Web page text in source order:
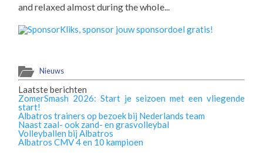
and relaxed almost during the whole...
Nieuws
Laatste berichten
ZomerSmash 2026: Start je seizoen met een vliegende
start!
Albatros trainers op bezoek bij Nederlands team
Naast zaal- ook zand- en grasvolleybal
Volleyballen bij Albatros
Albatros CMV 4 en 10 kampioen